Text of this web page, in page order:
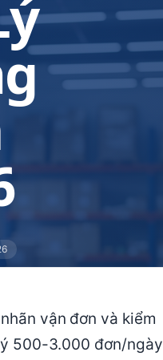
vận đơn và kiểm
500-3.000 đơn/ngày